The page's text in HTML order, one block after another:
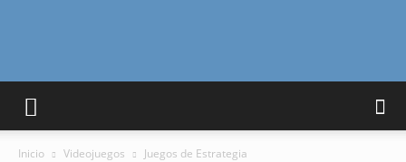
Curiosidades
Inicio Videojuegos Juegos de Estrategia